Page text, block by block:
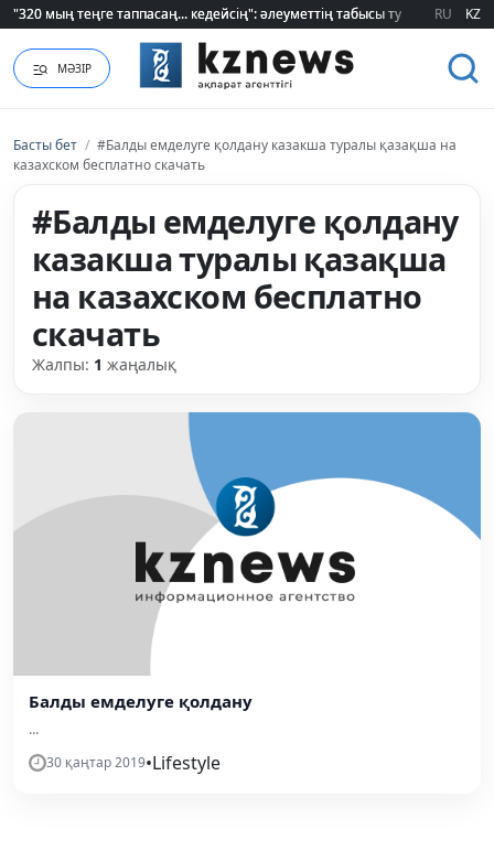
"320 мың теңге таппасаң... кедейсің": әлеуметтің табысы туралы түсінігі
"320 мың теңге таппасаң... кедейсің": әлеуметтің табысы туралы түсінігі
RU KZ
МӘЗІР
Басты бет / #Балды емделуге қолдану казакша туралы қазақша на
казахском бесплатно скачать
#Балды емделуге қолдану
казакша туралы қазақша
на казахском бесплатно
скачать
Жалпы: 1 жаңалық
Балды емделуге қолдану
...
30 қаңтар 2019•Lifestyle